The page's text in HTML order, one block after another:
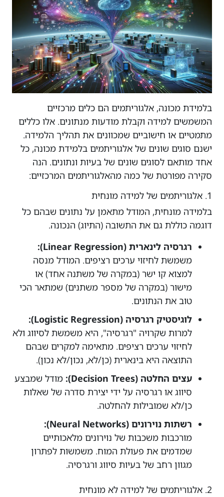
בלמידת מכונה, אלגוריתמים הם כלים מרכזיים
המשמשים למידה וקבלת מודעות מנתונים. אלו כללים
מתמטיים או חישוביים שמכוונים את תהליך הלמידה.
ישנם סוגים שונים של אלגוריתמים בלמידת מכונה, כל
אחד מותאם לסוגים שונים של בעיות ונתונים. הנה
סקירה מפורטת של כמה מהאלגוריתמים המרכזיים:
1. אלגוריתמים של למידה מונחית
בלמידה מונחית, המודל מתאמן על נתונים שבהם כל
דוגמה כוללת גם את התשובה (התיוג) הנכונה.
רגרסיה לינארית (Linear Regression):
משמשת לחיזוי ערכים רציפים. המודל מנסה
למצוא קו ישר (במקרה של משתנה אחד) או
מישור (במקרה של מספר משתנים) שמתאר הכי
טוב את הנתונים.
לוגיסטיק רגרסיה (Logistic Regression):
למרות שקרויה "רגרסיה", היא משמשת לסיווג ולא
לחיזוי ערכים רציפים. מתאימה למקרים שבהם
התוצאה היא בינארית (כן/לא, נכון/לא נכון).
עצים החלטה (Decision Trees):
מודל שמבצע
סיווג או רגרסיה על ידי יצירת סדרה של שאלות
כן/לא שמובילות להחלטה.
רשתות נוירונים (Neural Networks):
מורכבות משכבות של נוירונים מלאכותיים
שמדמים את פעולת המוח. משמשות לפתרון
מגוון רחב של בעיות סיווג ורגרסיה.
2. אלגוריתמים של למידה לא מונחית